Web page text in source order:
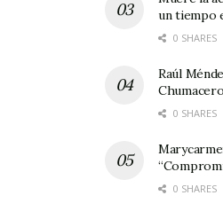
un tiempo
0 SHARES
Raúl
0 SHARES
0 SHARES